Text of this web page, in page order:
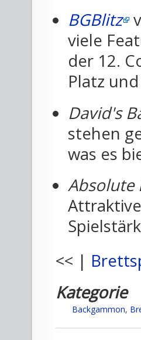
BGBlitz
viele
der 12.
Platz
David's
stehen
was es
Absolute
<< |
Kategorie
Backgammon,